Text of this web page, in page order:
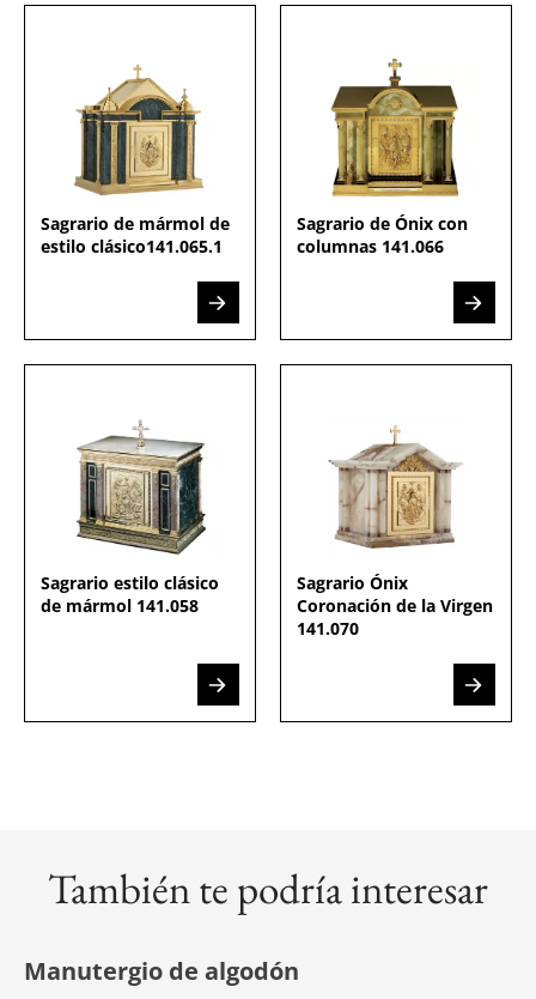
Sagrario de mármol de
estilo clásico141.065.1
Sagrario de Ónix con
columnas 141.066
Sagrario estilo clásico
de mármol 141.058
Sagrario Ónix
Coronación de la Virgen
141.070
También te podría interesar
Manutergio de algodón